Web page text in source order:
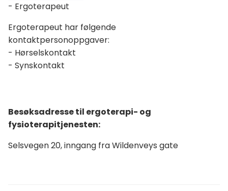
- Ergoterapeut
Ergoterapeut har følgende
kontaktpersonoppgaver:
- Hørselskontakt
- Synskontakt
Besøksadresse til ergoterapi- og
fysioterapitjenesten:
Selsvegen 20, inngang fra Wildenveys gate